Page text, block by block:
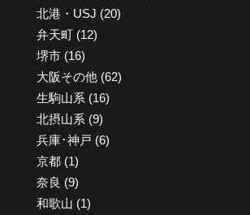
北港・USJ (20)
弁天町 (12)
堺市 (16)
大阪その他 (62)
生駒山系 (16)
北摂山系 (9)
兵庫･神戸 (6)
京都 (1)
奈良 (9)
和歌山 (1)